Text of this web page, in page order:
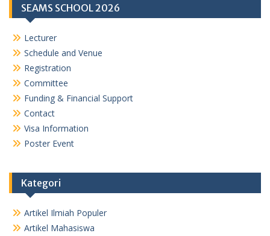
SEAMS SCHOOL 2026
Lecturer
Schedule and Venue
Registration
Committee
Funding & Financial Support
Contact
Visa Information
Poster Event
Kategori
Artikel Ilmiah Populer
Artikel Mahasiswa